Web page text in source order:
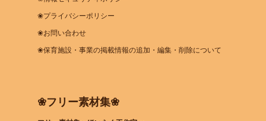
❀プライバシーポリシー
❀お問い合わせ
❀保育施設・事業の掲載情報の追加・編集・削除について
❀フリー素材集❀